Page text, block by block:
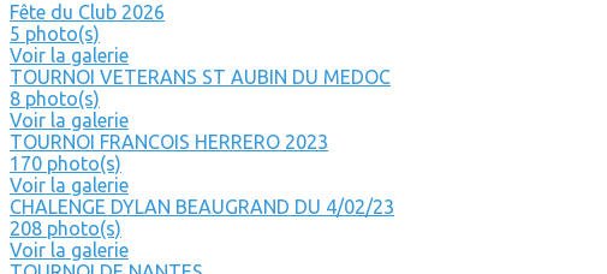
Fête du Club 2026
5 photo(s)
Voir la galerie
TOURNOI VETERANS ST AUBIN DU MEDOC
8 photo(s)
Voir la galerie
TOURNOI FRANCOIS HERRERO 2023
170 photo(s)
Voir la galerie
CHALENGE DYLAN BEAUGRAND DU 4/02/23
208 photo(s)
Voir la galerie